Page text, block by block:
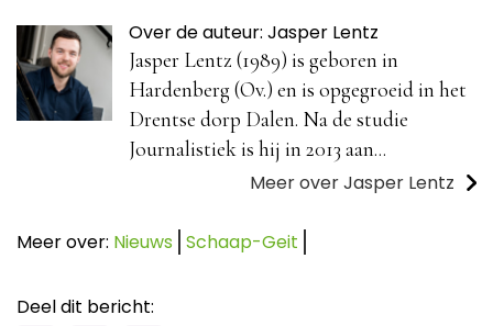
Over de auteur: Jasper Lentz
Jasper Lentz (1989) is geboren in
Hardenberg (Ov.) en is opgegroeid in het
Drentse dorp Dalen. Na de studie
Journalistiek is hij in 2013 aan...
Meer over Jasper Lentz
Meer over: Nieuws Schaap-Geit
Deel dit bericht: